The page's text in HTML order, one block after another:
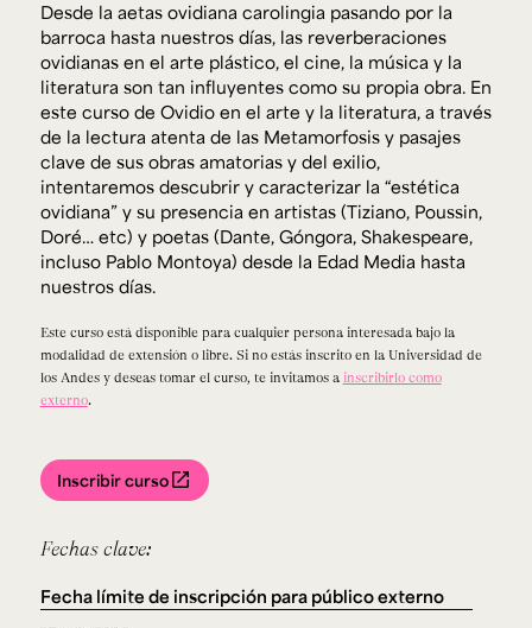
Desde la aetas ovidiana carolingia pasando por la
barroca hasta nuestros días, las reverberaciones
ovidianas en el arte plástico, el cine, la música y la
literatura son tan influyentes como su propia obra. En
este curso de Ovidio en el arte y la literatura, a través
de la lectura atenta de las Metamorfosis y pasajes
clave de sus obras amatorias y del exilio,
intentaremos descubrir y caracterizar la “estética
ovidiana” y su presencia en artistas (Tiziano, Poussin,
Doré… etc) y poetas (Dante, Góngora, Shakespeare,
incluso Pablo Montoya) desde la Edad Media hasta
nuestros días.
Este curso está disponible para cualquier persona interesada bajo la
modalidad de extensión o libre. Si no estás inscrito en la Universidad de
los Andes y deseas tomar el curso, te invitamos a inscribirlo como
externo.
Inscribir curso
Fechas clave:
Fecha límite de inscripción para público externo